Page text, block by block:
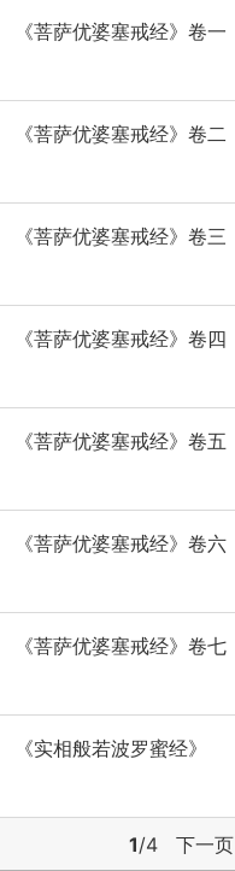
《菩萨优婆塞戒经》卷一
《菩萨优婆塞戒经》卷二
《菩萨优婆塞戒经》卷三
《菩萨优婆塞戒经》卷四
《菩萨优婆塞戒经》卷五
《菩萨优婆塞戒经》卷六
《菩萨优婆塞戒经》卷七
《实相般若波罗蜜经》
1/4 下一页